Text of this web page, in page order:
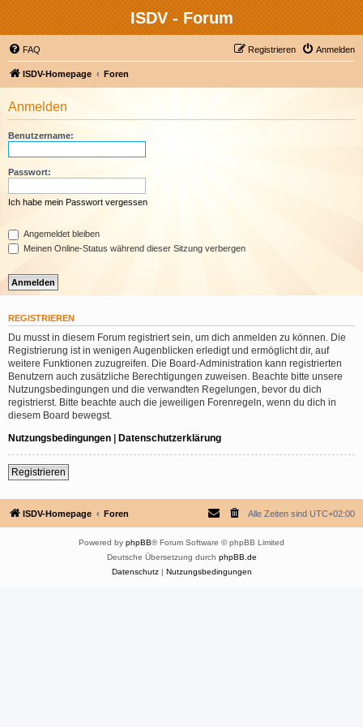
ISDV - Forum
FAQ Anmelden
Registrieren
ISDV-Homepage Foren
Anmelden
Benutzername:
Passwort:
Ich habe mein Passwort vergessen
Angemeldet bleiben
Meinen Online-Status während dieser Sitzung verbergen
REGISTRIEREN
Du musst in diesem Forum registriert sein, um dich anmelden zu können. Die
Registrierung ist in wenigen Augenblicken erledigt und ermöglicht dir, auf
weitere Funktionen zuzugreifen. Die Board-Administration kann registrierten
Benutzern auch zusätzliche Berechtigungen zuweisen. Beachte bitte unsere
Nutzungsbedingungen und die verwandten Regelungen, bevor du dich
registrierst. Bitte beachte auch die jeweiligen Forenregeln, wenn du dich in
diesem Board bewegst.
Nutzungsbedingungen | Datenschutzerklärung
Registrieren
ISDV-Homepage Foren Alle Zeiten sind UTC+02:00
Powered by phpBB® Forum Software © phpBB Limited
Deutsche Übersetzung durch phpBB.de
Datenschutz| Nutzungsbedingungen